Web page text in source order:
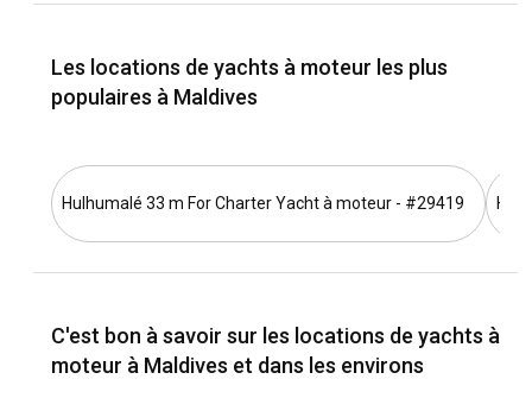
Les locations de yachts à moteur les plus
populaires à Maldives
Hulhumalé 33 m For Charter Yacht à moteur - #29419
C'est bon à savoir sur les locations de yachts à
moteur à Maldives et dans les environs